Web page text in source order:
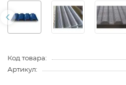
Код товара:
Артикул: